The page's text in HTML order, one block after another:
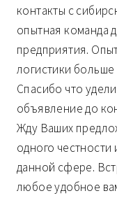
контакты с
опытная команда
предприятия.
логистики больше
Спасибо что
объявление до
Жду Ваших
одного честности
данной сфере.
любое удобное